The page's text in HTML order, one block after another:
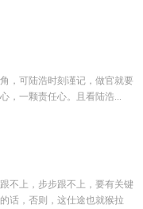
，可陆浩时刻谨记，做官就要
，一颗责任心。且看陆浩...
不上，步步跟不上，要有关键
话，否则，这仕途也就猴拉